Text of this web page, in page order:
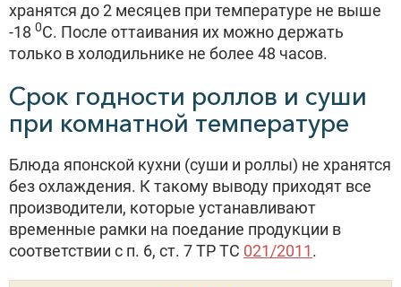
хранятся до 2 месяцев при температуре не выше
-18 0С. После оттаивания их можно держать
только в холодильнике не более 48 часов.
Срок годности роллов и суши
при комнатной температуре
Блюда японской кухни (суши и роллы) не хранятся
без охлаждения. К такому выводу приходят все
производители, которые устанавливают
временные рамки на поедание продукции в
соответствии с п. 6, ст. 7 ТР ТС 021/2011.